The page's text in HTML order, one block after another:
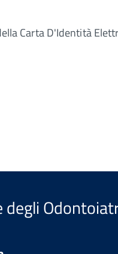
Carta D'Identità